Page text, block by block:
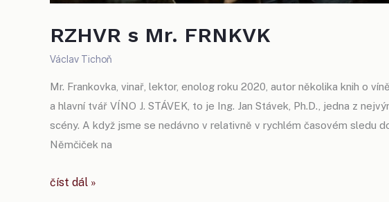
RZHVR s Mr. FRNKVK
Václav Tichoň
Mr. Frankovka, vinař, lektor, enolog roku 2020, autor několika knih o
a hlavní tvář VÍNO J. STÁVEK, to je Ing. Jan Stávek, Ph.D., jedna z
scény. A když jsme se nedávno v relativně v rychlém časovém sledu
Němčiček na
rzhvr
číst dál »